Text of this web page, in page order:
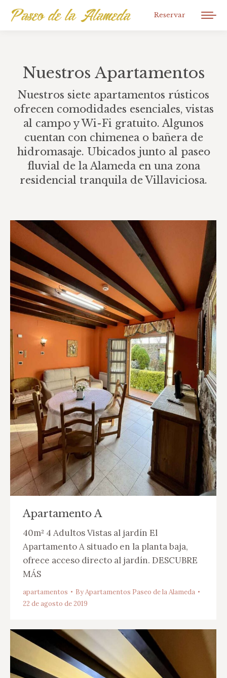
Reservar
Nuestros Apartamentos
Nuestros siete apartamentos rústicos
ofrecen comodidades esenciales, vistas
al campo y Wi-Fi gratuito. Algunos
cuentan con chimenea o bañera de
hidromasaje. Ubicados junto al paseo
fluvial de la Alameda en una zona
residencial tranquila de Villaviciosa.
Apartamento A
40m² 4 Adultos Vistas al jardín El
Apartamento A situado en la planta baja,
ofrece acceso directo al jardín. DESCUBRE
MÁS
apartamentos ByApartamentos Paseo de la Alameda
22 de agosto de 2019